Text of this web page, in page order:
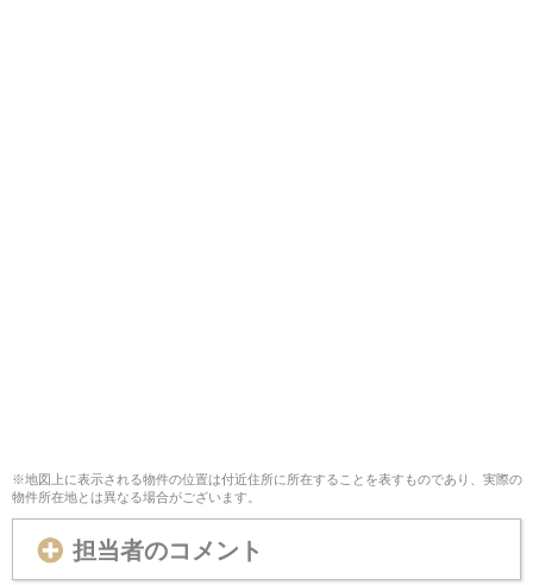
※地図上に表示される物件の位置は付近住所に所在することを表すものであり、実際の
物件所在地とは異なる場合がございます。
担当者のコメント